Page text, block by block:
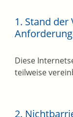
1. Stand
Diese
teilweise
2.